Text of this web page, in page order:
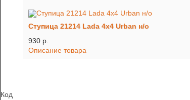
Ступица 21214 Lada 4х4 Urban н/о
930 p.
Описание товара
Код